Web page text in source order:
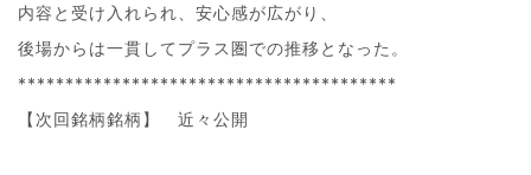
内容と受け入れられ、安心感が広がり、
後場からは一貫してプラス圏での推移となった。
****************************************
【次回銘柄銘柄】 近々公開